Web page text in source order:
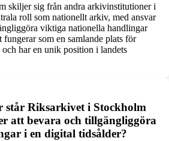
skiljer sig från andra arkivinstitutioner i
roll som nationellt arkiv, med ansvar
viktiga nationella handlingar
som en samlande plats för
har en unik position i landets
står Riksarkivet i Stockholm
att bevara och tillgängliggöra
i en digital tidsålder?